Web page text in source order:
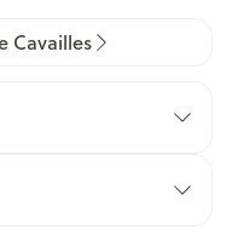
Cavailles